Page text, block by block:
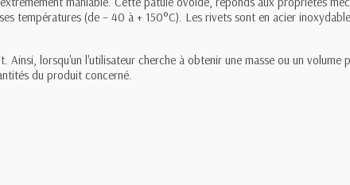
températures (de – 40 à + 150°C). Les rivets sont en acier
lorsqu'un l'utilisateur cherche à obtenir une masse ou un volume
du produit concerné.